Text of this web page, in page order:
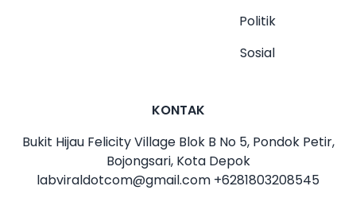
Politik
Sosial
KONTAK
Bukit Hijau Felicity Village Blok B No 5, Pondok Petir,
Bojongsari, Kota Depok
labviraldotcom@gmail.com +6281803208545